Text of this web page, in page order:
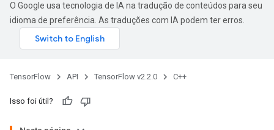
O Google usa tecnologia de IA na tradução de conteúdos para seu
idioma de preferência. As traduções com IA podem ter erros.
TensorFlow API TensorFlow v2.2.0 C++
Isso foi útil?